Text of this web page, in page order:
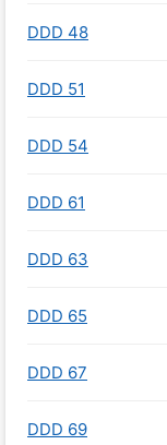
DDD 48
DDD 51
DDD 54
DDD 61
DDD 63
DDD 65
DDD 67
DDD 69